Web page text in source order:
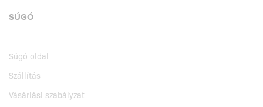
SÚGÓ
Súgó oldal
Szállítás
Vásárlási szabályzat